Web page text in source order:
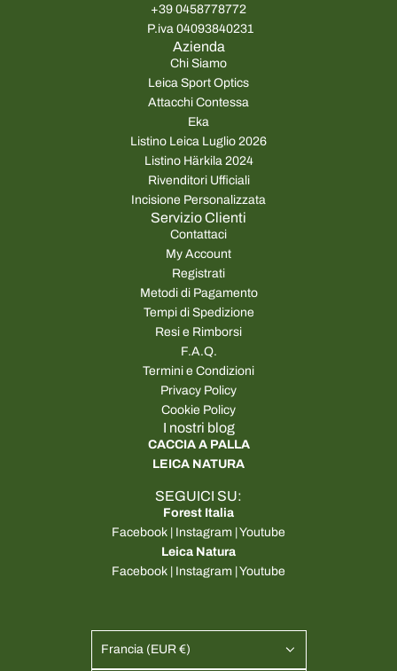
+39 0458778772
P.iva 04093840231
Azienda
Chi Siamo
Leica Sport Optics
Attacchi Contessa
Eka
Listino Leica Luglio 2026
Listino Härkila 2024
Rivenditori Ufficiali
Incisione Personalizzata
Servizio Clienti
Contattaci
My Account
Registrati
Metodi di Pagamento
Tempi di Spedizione
Resi e Rimborsi
F.A.Q.
Termini e Condizioni
Privacy Policy
Cookie Policy
I nostri blog
CACCIA A PALLA
LEICA NATURA
SEGUICI SU:
Forest Italia
Facebook | Instagram |Youtube
Leica Natura
Facebook | Instagram |Youtube
Francia (EUR €)